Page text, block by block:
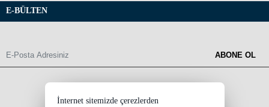
E-BÜLTEN
ABONE OL
İnternet sitemizde çerezlerden